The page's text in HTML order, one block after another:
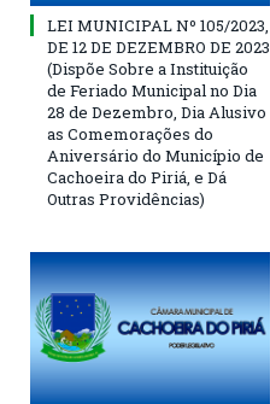
LEI MUNICIPAL Nº 105/2023,
DE 12 DE DEZEMBRO DE 2023
(Dispõe Sobre a Instituição
de Feriado Municipal no Dia
28 de Dezembro, Dia Alusivo
as Comemorações do
Aniversário do Município de
Cachoeira do Piriá, e Dá
Outras Providências)